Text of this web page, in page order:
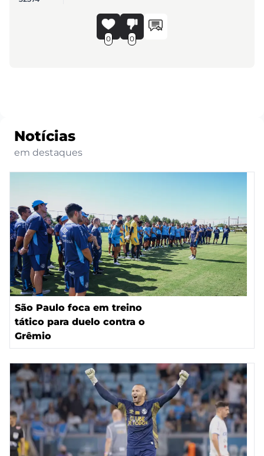
0 0
Notícias
em destaques
São Paulo foca em treino
tático para duelo contra o
Grêmio